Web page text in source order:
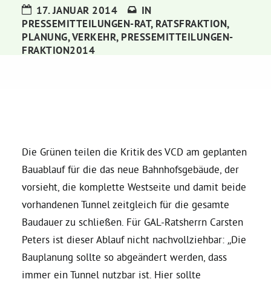
Personen
Sylvia Rietenberg, MdB
Robin Korte, MdL
Daniel Freund, MdEP
Delegierte
Grüne im Rathaus
17. JANUAR 2014
IN
PRESSEMITTEILUNGEN-RAT, RATSFRAKTION,
PLANUNG,VERKEHR, PRESSEMITTEILUNGEN-
FRAKTION2014
Die Grünen teilen die Kritik des VCD am geplanten
Bauablauf für die das neue Bahnhofsgebäude, der
vorsieht, die komplette Westseite und damit beide
vorhandenen Tunnel zeitgleich für die gesamte
Baudauer zu schließen. Für GAL-Ratsherrn Carsten
Peters ist dieser Ablauf nicht nachvollziehbar: „Die
Bauplanung sollte so abgeändert werden, dass
immer ein Tunnel nutzbar ist. Hier sollte